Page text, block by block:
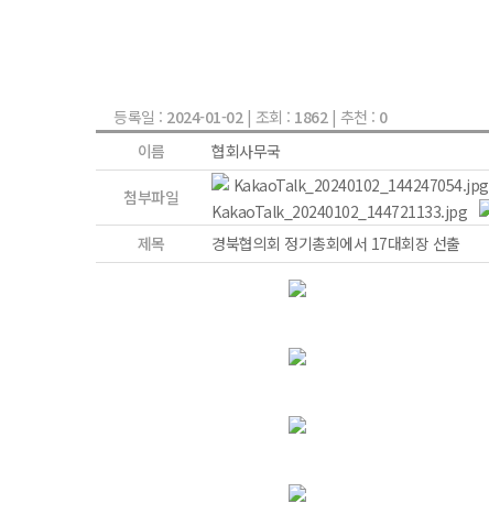
등록일 : 2024-01-02| 조회 : 1862| 추천 : 0
이름
협회사무국
첨부파일
KakaoTalk_20240102_144247054.jpg
KakaoTalk_20240102_144721133.jpg
제목
경북협의회 정기총회에서 17대회장 선출